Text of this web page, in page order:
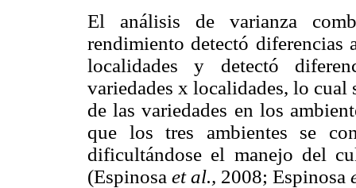
El análisis de varianza
rendimiento detectó diferencias
localidades y detectó
variedades x localidades, lo cual
de las variedades en los
que los tres ambientes se
dificultándose el manejo del
(Espinosa et al., 2008; Espinosa